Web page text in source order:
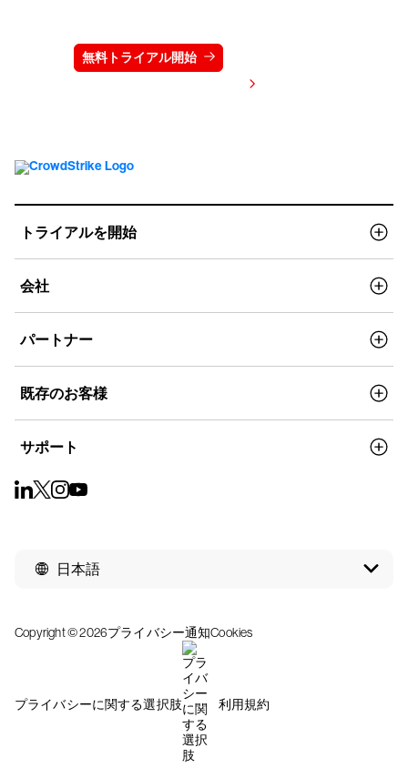
無料トライアル開始
トライアルを開始
会社
パートナー
既存のお客様
サポート
日本語
Copyright © 2026プライバシー通知Cookies
プライバシーに関する選択肢 利用規約